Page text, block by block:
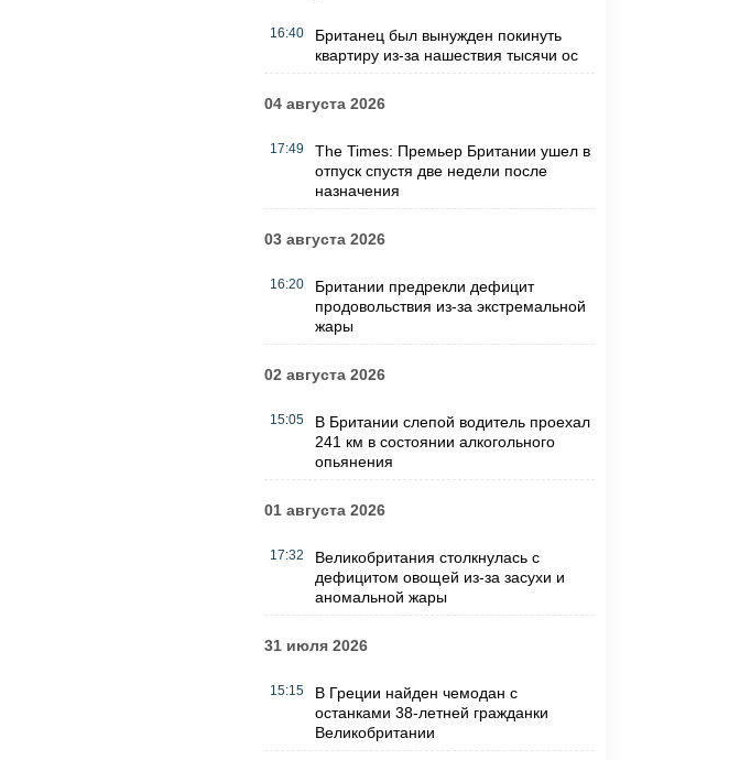
16:40
Британец был вынужден покинуть
квартиру из-за нашествия тысячи ос
04 августа 2026
17:49
The Times: Премьер Британии ушел в
отпуск спустя две недели после
назначения
03 августа 2026
16:20
Британии предрекли дефицит
продовольствия из-за экстремальной
жары
02 августа 2026
15:05
В Британии слепой водитель проехал
241 км в состоянии алкогольного
опьянения
01 августа 2026
17:32
Великобритания столкнулась с
дефицитом овощей из-за засухи и
аномальной жары
31 июля 2026
15:15
В Греции найден чемодан с
останками 38-летней гражданки
Великобритании